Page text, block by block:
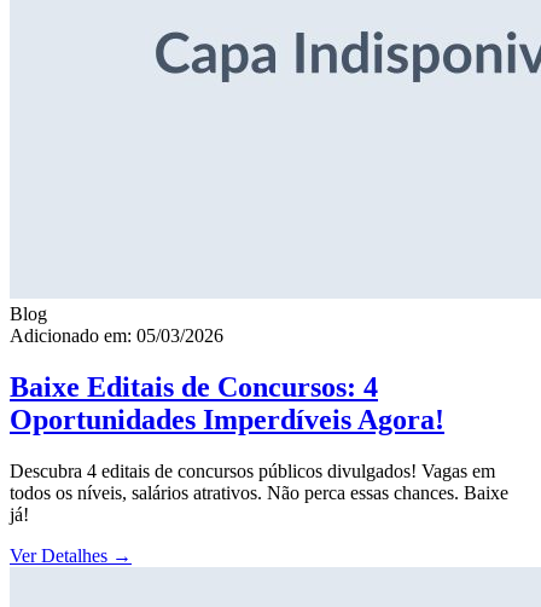
Blog
Adicionado em: 05/03/2026
Baixe Editais de Concursos: 4
Oportunidades Imperdíveis Agora!
Descubra 4 editais de concursos públicos divulgados! Vagas em
todos os níveis, salários atrativos. Não perca essas chances. Baixe
já!
Ver Detalhes →